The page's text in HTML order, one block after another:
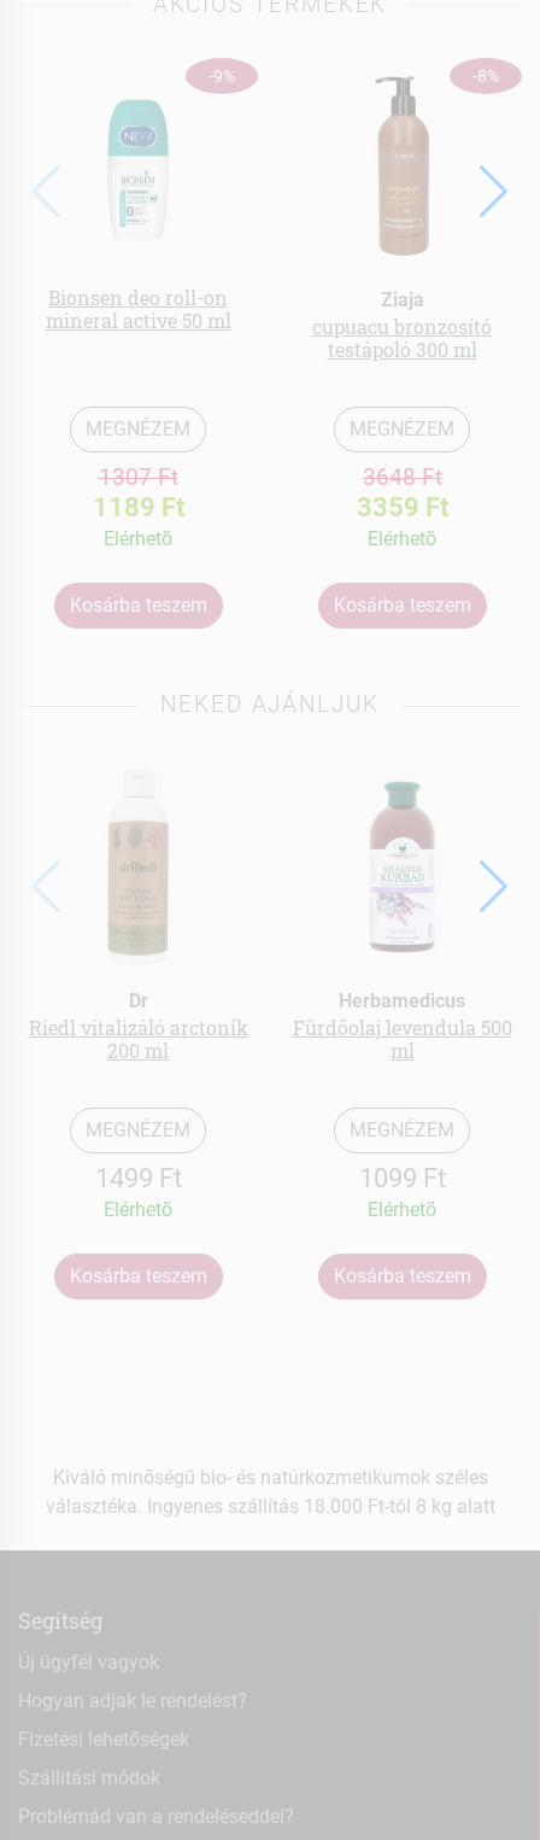
-9%
Bionsen deo roll-on
mineral active 50 ml
MEGNÉZEM
1307 Ft
1189 Ft
Elérhetõ
Kosárba teszem
-8%
Ziaja
cupuacu bronzosító
testápoló 300 ml
MEGNÉZEM
3648 Ft
3359 Ft
Elérhetõ
Kosárba teszem
NEKED AJÁNLJUK
Dr
Riedl vitalizáló arctonik
200 ml
MEGNÉZEM
1499 Ft
Elérhetõ
Kosárba teszem
Herbamedicus
Fürdőolaj levendula 500
ml
MEGNÉZEM
1099 Ft
Elérhetõ
Kosárba teszem
Kiváló minőségű bio- és natúrkozmetikumok széles
választéka. Ingyenes szállítás 18.000 Ft-tól 8 kg alatt
Segítség
Új ügyfél vagyok
Hogyan adjak le rendelést?
Fizetési lehetőségek
Szállítási módok
Problémád van a rendeléseddel?